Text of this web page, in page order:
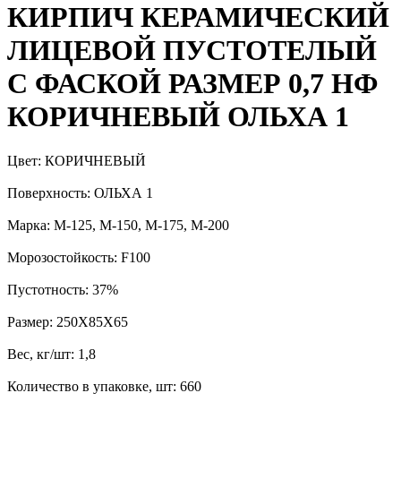
КИРПИЧ КЕРАМИЧЕСКИЙ
ЛИЦЕВОЙ ПУСТОТЕЛЫЙ
С ФАСКОЙ РАЗМЕР 0,7 НФ
КОРИЧНЕВЫЙ ОЛЬХА 1
Цвет: КОРИЧНЕВЫЙ
Поверхность: ОЛЬХА 1
Марка: М-125, М-150, М-175, М-200
Морозостойкость: F100
Пустотность: 37%
Размер: 250Х85Х65
Вес, кг/шт: 1,8
Количество в упаковке, шт: 660